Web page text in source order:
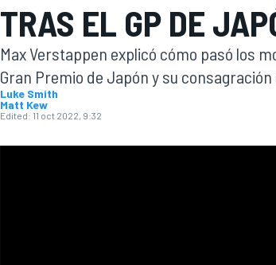
FÓRMULA E MOTO
TRAS EL GP DE
Max Verstappen explicó cómo pasó los
Gran Premio de Japón y su
Luke Smith
Matt Kew
Edited: 11 oct 2022, 9:32